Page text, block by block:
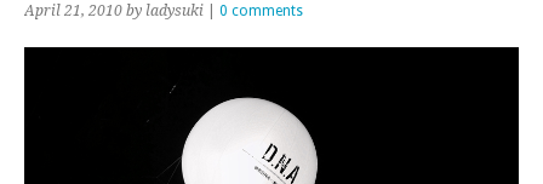
April 21, 2010 by ladysuki 0 comments